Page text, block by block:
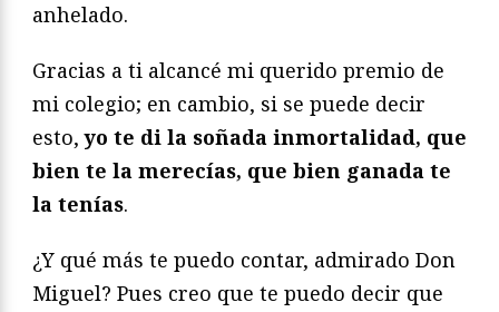
anhelado.
Gracias a ti alcancé mi querido premio de
mi colegio; en cambio, si se puede decir
esto,yo te di la soñada inmortalidad, que
bien te la merecías, que bien ganada te
la tenías.
¿Y qué más te puedo contar, admirado Don
Miguel? Pues creo que te puedo decir que